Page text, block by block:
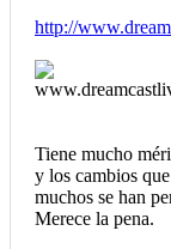
http://
Tiene mucho
y los cambios
muchos se han
Merece la pena.